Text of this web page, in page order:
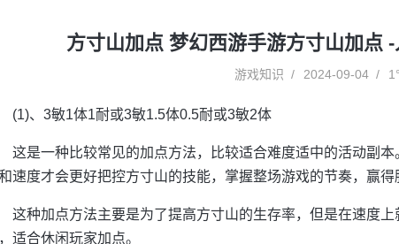
方寸山加点 梦幻西游手游方寸山加点
游戏知识 2024-09-04 1°
(1)、3敏1体1耐或3敏1.5体0.5耐或3敏2体
这是一种比较常见的加点方法，比较适合难度适中的活动副
速度才会更好把控方寸山的技能，掌握整场游戏的节奏，赢得
这种加点方法主要是为了提高方寸山的生存率，但是在速度
适合休闲玩家加点。